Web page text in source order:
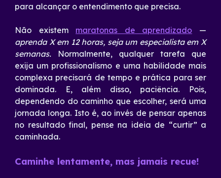
para alcançar o entendimento que precisa.
Não existem maratonas de aprendizado —
aprenda X em 12 horas, seja um especialista em X
semanas. Normalmente, qualquer tarefa que
exija um profissionalismo e uma habilidade mais
complexa precisará de tempo e prática para ser
dominada. E, além disso, paciência. Pois,
dependendo do caminho que escolher, será uma
jornada longa. Isto é, ao invés de pensar apenas
no resultado final, pense na ideia de “curtir” a
caminhada.
Caminhe lentamente, mas jamais recue!